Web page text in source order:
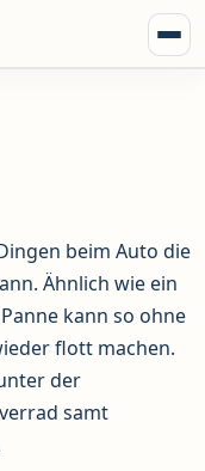
beim Auto die
Ähnlich wie ein
kann so ohne
flott machen.
der
samt